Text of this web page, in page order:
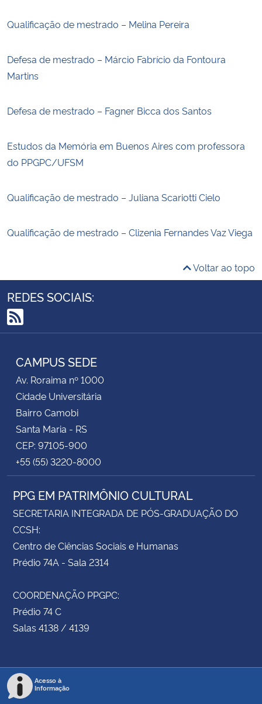
Qualificação de mestrado – Melina Pereira
Defesa de mestrado – Márcio Fabrício da Fontoura
Martins
Defesa de mestrado – Fagner Bicca dos Santos
Estudos da Memória em Buenos Aires com professora
do PPGPC/UFSM
Qualificação de mestrado – Juliana Scariotti Cielo
Qualificação de mestrado – Clizenia Fernandes Vaz Viega
Voltar ao topo
REDES SOCIAIS:
RSS
CAMPUS SEDE
Av. Roraima nº 1000
Cidade Universitária
Bairro Camobi
Santa Maria - RS
CEP: 97105-900
+55 (55) 3220-8000
PPG EM PATRIMÔNIO CULTURAL
SECRETARIA INTEGRADA DE PÓS-GRADUAÇÃO DO
CCSH:
Centro de Ciências Sociais e Humanas
Prédio 74A - Sala 2314
COORDENAÇÃO PPGPC:
Prédio 74 C
Salas 4138 / 4139
Acesso à
Informação